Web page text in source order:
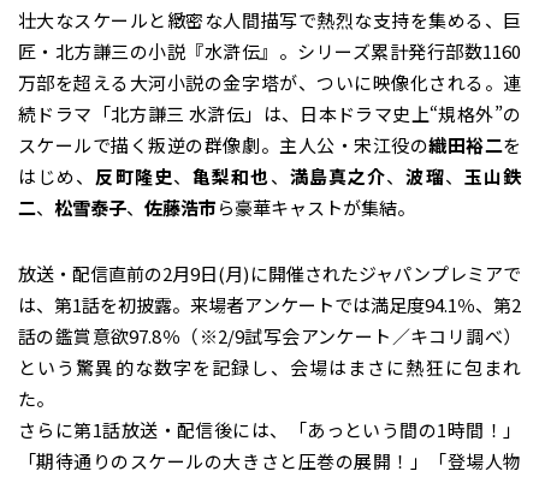
壮大なスケールと緻密な人間描写で熱烈な支持を集める、巨
匠・北方謙三の小説『水滸伝』。シリーズ累計発行部数1160
万部を超える大河小説の金字塔が、ついに映像化される。連
続ドラマ「北方謙三 水滸伝」は、日本ドラマ史上“規格外”の
スケールで描く叛逆の群像劇。主人公・宋江役の織田裕二を
はじめ、 反町隆史、亀梨和也、 満島真之介、波瑠、 玉山鉄
二、 松雪泰子、 佐藤浩市ら豪華キャストが集結。
放送・配信直前の2月9日(月)に開催されたジャパンプレミアで
は、第1話を初披露。来場者アンケートでは満足度94.1％、第2
話の鑑賞意欲97.8％（※2/9試写会アンケート／キコリ調べ）
という驚異的な数字を記録し、会場はまさに熱狂に包まれ
た。
さらに第1話放送・配信後には、「あっという間の1時間！」
「期待通りのスケールの大きさと圧巻の展開！」「登場人物